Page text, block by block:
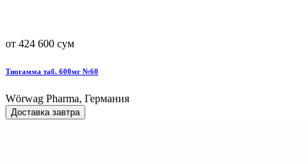
от 424 600 сум
Тиогамма таб. 600мг №60
Wörwag Pharma, Германия
Доставка завтра